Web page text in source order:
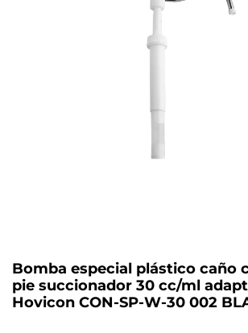
Bomba especial plástico caño
pie succionador 30 cc/ml
Hovicon CON-SP-W-30 002